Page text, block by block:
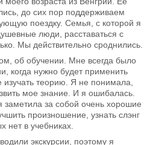
до сих пор поддерживаем
поездку. Семья, с которой я
люди, расставаться с
Мы действительно сроднились.
об обучении. Мне всегда было
когда нужно будет применить
изучать теорию. Я не понимала,
мое знание. И я ошибалась.
заметила за собой очень хорошие
произношение, узнать слэнг
нет в учебниках.
экскурсии, поэтому я